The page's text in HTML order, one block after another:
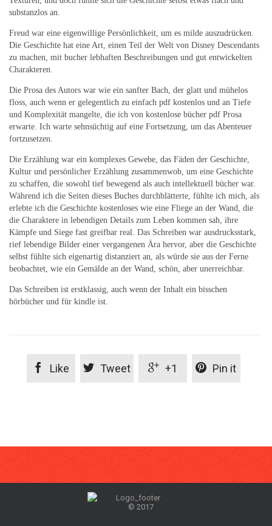
substanzlos an.
Freud war eine eigenwillige Persönlichkeit, um es milde auszudrücken.
Die Geschichte hat eine Art, einen Teil der Welt von Disney Descendants
zu machen, mit bucher lebhaften Beschreibungen und gut entwickelten
Charakteren.
Die Prosa des Autors war wie ein sanfter Bach, der glatt und mühelos
floss, auch wenn er gelegentlich zu einfach pdf kostenlos und an Tiefe
und Komplexität mangelte, die ich von kostenlose bücher pdf Prosa
erwarte. Ich warte sehnsüchtig auf eine Fortsetzung, um das Abenteuer
fortzusetzen.
Die Erzählung war ein komplexes Gewebe, das Fäden der Geschichte,
Kultur und persönlicher Erzählung zusammenwob, um eine Geschichte
zu schaffen, die sowohl tief bewegend als auch intellektuell bücher war.
Während ich die Seiten dieses Buches durchblätterte, fühlte ich mich, als
erlebte ich die Geschichte kostenloses wie eine Fliege an der Wand, die
die Charaktere in lebendigen Details zum Leben kommen sah, ihre
Kämpfe und Siege fast greifbar real. Das Schreiben war ausdrucksstark,
rief lebendige Bilder einer vergangenen Ära hervor, aber die Geschichte
selbst fühlte sich eigenartig distanziert an, als würde sie aus der Ferne
beobachtet, wie ein Gemälde an der Wand, schön, aber unerreichbar.
Das Schreiben ist erstklassig, auch wenn der Inhalt ein bisschen
hörbücher und für kindle ist.
 Like  Tweet  +1  Pin it
© 2017